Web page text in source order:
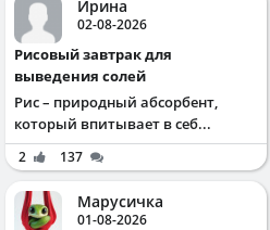
Ирина
02-08-2026
Рисовый завтрак для
выведения солей
Рис – природный абсорбент,
который впитывает в себ...
2 137
Марусичка
01-08-2026